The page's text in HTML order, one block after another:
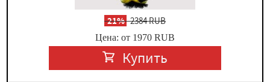
-21%2384 RUB
Цена: от 1970 RUB
Купить